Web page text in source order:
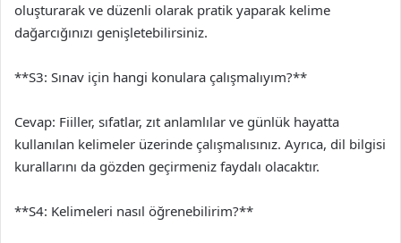
oluşturarak ve düzenli olarak pratik yaparak kelime
dağarcığınızı genişletebilirsiniz.
**S3: Sınav için hangi konulara çalışmalıyım?**
Cevap: Fiiller, sıfatlar, zıt anlamlılar ve günlük hayatta
kullanılan kelimeler üzerinde çalışmalısınız. Ayrıca, dil bilgisi
kurallarını da gözden geçirmeniz faydalı olacaktır.
**S4: Kelimeleri nasıl öğrenebilirim?**